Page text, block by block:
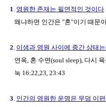
1. 영원한 존재는 필연적인 것이다
왜냐하면 인간은 "혼"이기 때문
2. 이생과 영원 사이에 중간 상태
연옥, 혼 수면(soul sleep), 다시
눅 16:22,23, 23:43
3. 인간의 영원한 운명은 무덤 이